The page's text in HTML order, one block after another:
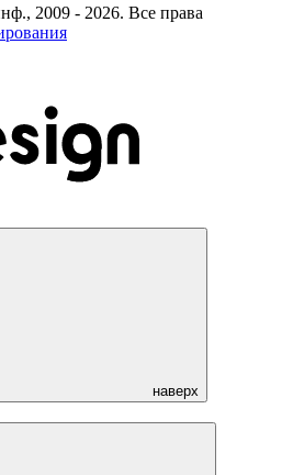
2009 - 2026. Все права
наверх